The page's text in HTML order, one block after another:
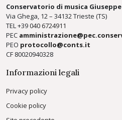
Conservatorio di musica
Via Ghega, 12 – 34132 Trieste (TS)
TEL +39040 6724911
PEC
PEO protocollo@conts.it
CF 80020940328
Informazioni legali
Privacy policy
Cookie policy